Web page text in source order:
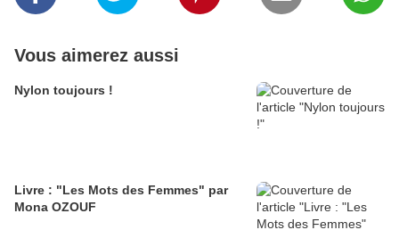
Vous aimerez aussi
Nylon toujours !
Livre : "Les Mots des Femmes" par
Mona OZOUF